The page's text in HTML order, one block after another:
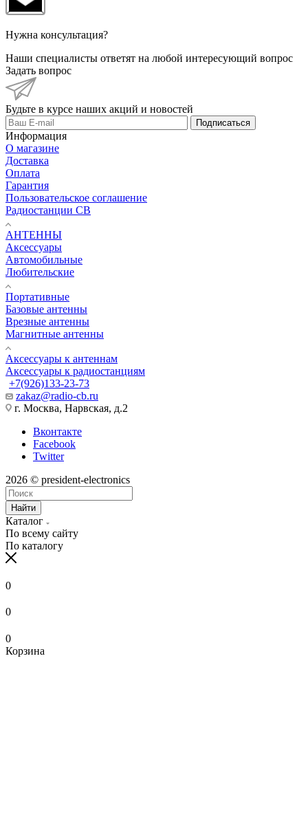
Нужна консультация?
Наши специалисты ответят на любой интересующий вопрос
Задать вопрос
Будьте в курсе наших акций и новостей
Подписаться
Информация
О магазине
Доставка
Оплата
Гарантия
Пользовательское соглашение
Радиостанции CB
АНТЕННЫ
Аксессуары
Автомобильные
Любительские
Портативные
Базовые антенны
Врезные антенны
Магнитные антенны
Аксессуары к антеннам
Аксессуары к радиостанциям
+7(926)133-23-73
zakaz@radio-cb.ru
г. Москва, Нарвская, д.2
Вконтакте
Facebook
Twitter
2026 © president-electronics
Найти
Каталог
По всему сайту
По каталогу
0
0
0
Корзина